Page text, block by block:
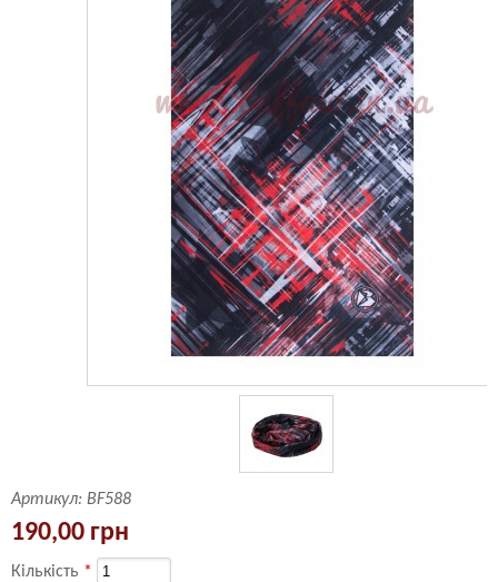
Артикул: BF588
190,00 грн
Кількість *